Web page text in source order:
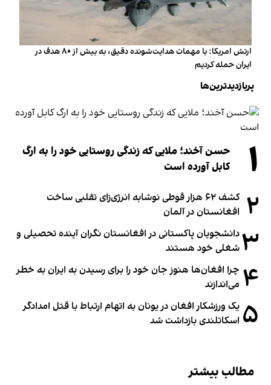
ارتش امریکا: با مهمات هدایت‌شونده دقیق، به بیش از ۸۰ هدف در
ایران حمله کردیم
پربازدیدترین‌ها
۱
حسن آخند؛ ملایی که زندگی روستایی خود را به ارگ
کابل آورده است
۲
کشف ۶۲ هزار قوطی نوشابه انرژی‌زای تقلبی ساخت
افغانستان در آلمان
۳دانشجویان پاکستانی در افغانستان نگران آینده تحصیلی و
شغلی خود هستند
۴ چرا افغان‌ها هنوز جان خود را برای رسیدن به ایران به خطر
می‌اندازند
۵ یک ورزشکار افغان در یونان به اتهام ارتباط با قتل امدادگر
اسکاتلندی بازداشت شد
مطالب بیشتر